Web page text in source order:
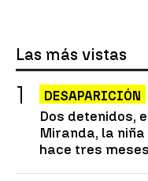
Las más vistas
DESAPARICIÓN
Dos detenidos,
Miranda, la
hace tres